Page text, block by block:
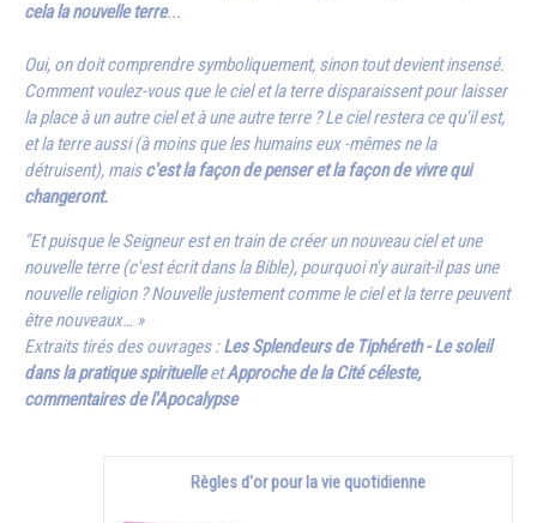
cela la nouvelle terre...
Oui, on doit comprendre symboliquement, sinon tout devient insensé.
Comment voulez-vous que le ciel et la terre disparaissent pour laisser
la place à un autre ciel et à une autre terre ? Le ciel restera ce qu'il est,
et la terre aussi (à moins que les humains eux -mêmes ne la
détruisent), maisc'est la façon de penser et la façon de vivre qui
changeront.
"Et puisque le Seigneur est en train de créer un nouveau ciel et une
nouvelle terre (c'est écrit dans la Bible), pourquoi n'y aurait-il pas une
nouvelle religion ? Nouvelle justement comme le ciel et la terre peuvent
être nouveaux… »
Extraits tirés des ouvrages :Les Splendeurs de Tiphéreth - Le soleil
dans la pratique spirituelleetApproche de la Cité céleste,
commentaires de l'Apocalypse
Règles d'or pour la vie quotidienne